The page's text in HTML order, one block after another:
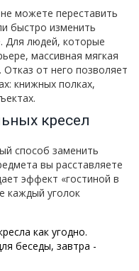
можете переставить
быстро изменить
Для людей, которые
массивная мягкая
от него позволяет
книжных полках,
кресел
способ заменить
вы расставляете
эффект «гостиной в
каждый уголок
как угодно.
беседы, завтра -